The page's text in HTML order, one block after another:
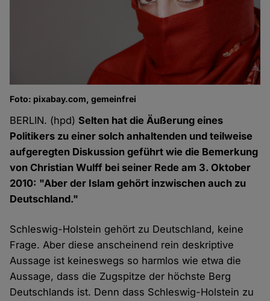
Foto: pixabay.com, gemeinfrei
BERLIN. (hpd)Selten hat die Äußerung eines
Politikers zu einer solch anhaltenden und teilweise
aufgeregten Diskussion geführt wie die Bemerkung
von Christian Wulff bei seiner Rede am 3. Oktober
2010: "Aber der Islam gehört inzwischen auch zu
Deutschland."
Schleswig-Holstein gehört zu Deutschland, keine
Frage. Aber diese anscheinend rein deskriptive
Aussage ist keineswegs so harmlos wie etwa die
Aussage, dass die Zugspitze der höchste Berg
Deutschlands ist. Denn dass Schleswig-Holstein zu